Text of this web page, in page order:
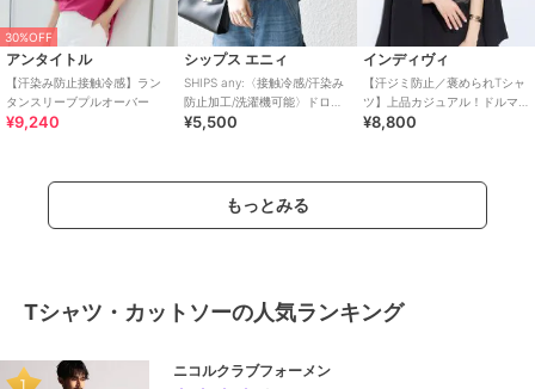
30%OFF
アンタイトル
【汗染み防止接触冷感】ラン
タンスリーブプルオーバー
¥9,240
シップス エニィ
SHIPS any:〈接触冷感/汗染み
防止加工/洗濯機可能〉ドロス
ト フレンチスリーブ TEE
¥5,500
インディヴィ
【汗ジミ防止／褒められTシャ
ツ】上品カジュアル！ドルマ
ンTシャツ
¥8,800
もっとみる
Tシャツ・カットソーの人気ランキング
ニコルクラブフォーメン